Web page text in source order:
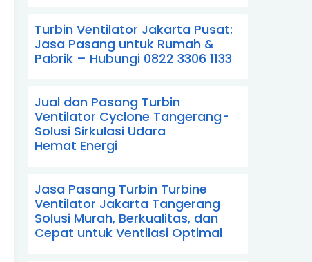
Turbin Ventilator Jakarta Pusat:
Jasa Pasang untuk Rumah &
Pabrik – Hubungi 0822 3306 1133
Jual dan Pasang Turbin
Ventilator Cyclone Tangerang -
Solusi Sirkulasi Udara
Hemat Energi
Jasa Pasang Turbin Turbine
Ventilator Jakarta Tangerang
Solusi Murah, Berkualitas, dan
Cepat untuk Ventilasi Optimal